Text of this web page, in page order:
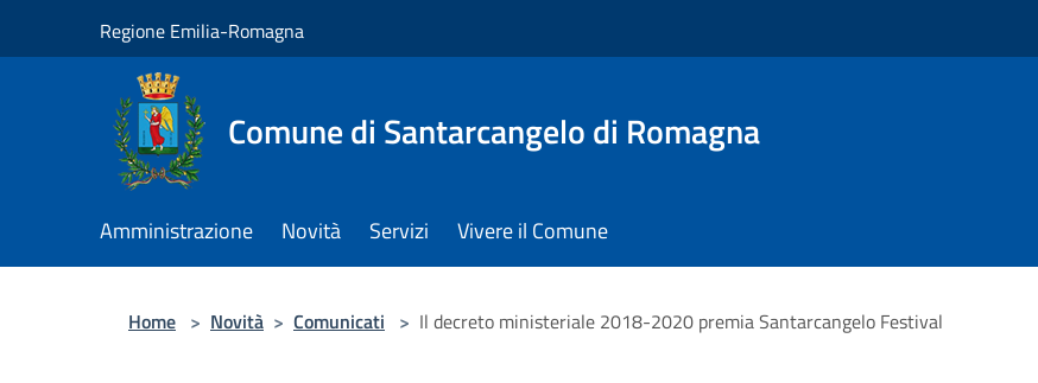
Regione Emilia-Romagna
Comune di Santarcangelo di Romagna
Amministrazione Novità Servizi Vivere il Comune
Home > Novità > Comunicati > Il decreto ministeriale 2018-2020 premia Santarcangelo Festival